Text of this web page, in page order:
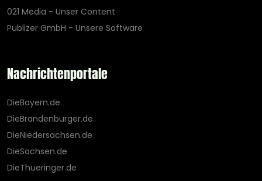
021 Media - Unser Content
Publizer GmbH - Unsere Software
Nachrichtenportale
DieBayern.de
DieBrandenburger.de
DieNiedersachsen.de
DieSachsen.de
DieThueringer.de